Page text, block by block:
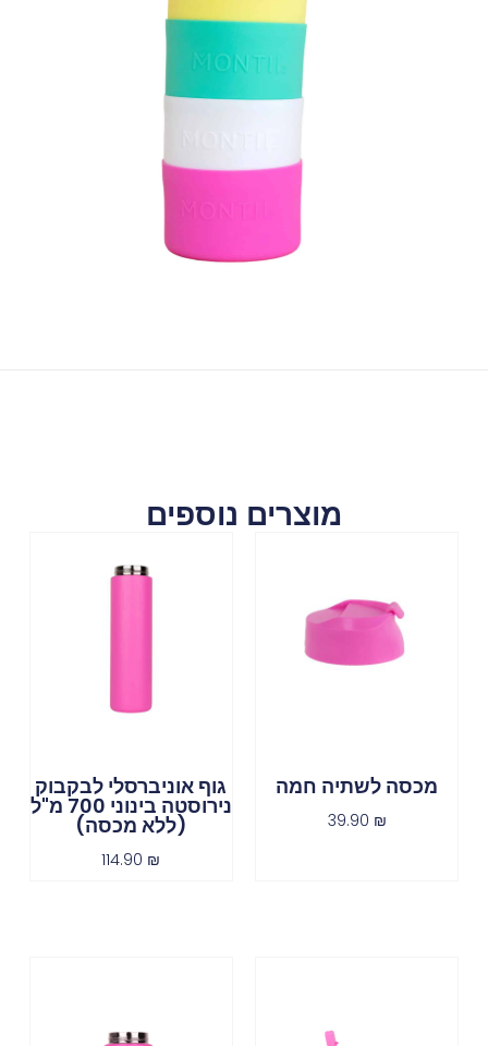
מוצרים נוספים
מכסה לשתיה חמה
39.90 ₪
גוף אוניברסלי לבקבוק
נירוסטה בינוני 700 מ"ל
(ללא מכסה)
114.90 ₪